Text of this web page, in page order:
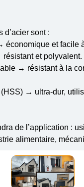
d’acier sont :
économique et facile
et polyvalent.
→ résistant à la
→ ultra-dur,
de l’application :
alimentaire,